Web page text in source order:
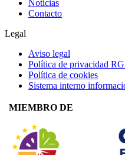
Noticias
Contacto
Legal
Aviso legal
Política de privacidad
Política de cookies
Sistema interno
MIEMBRO DE